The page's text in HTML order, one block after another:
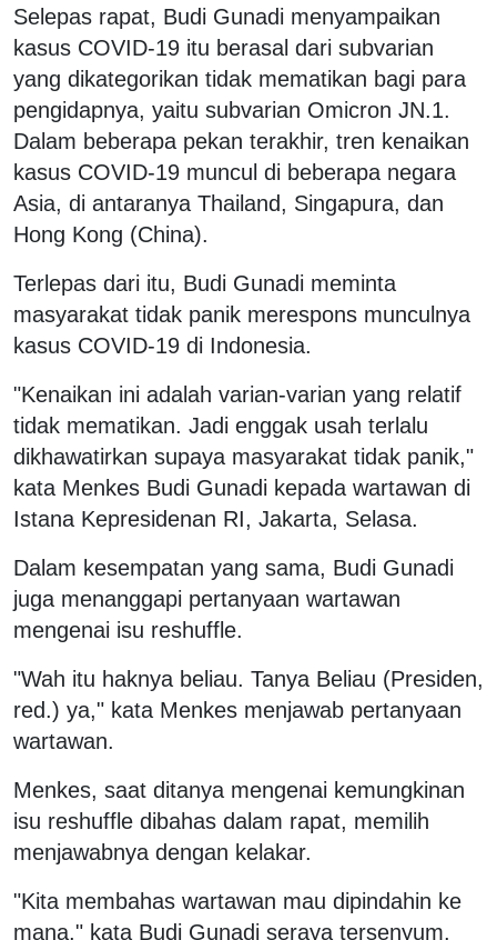
Selepas rapat, Budi Gunadi menyampaikan
kasus COVID-19 itu berasal dari subvarian
yang dikategorikan tidak mematikan bagi para
pengidapnya, yaitu subvarian Omicron JN.1.
Dalam beberapa pekan terakhir, tren kenaikan
kasus COVID-19 muncul di beberapa negara
Asia, di antaranya Thailand, Singapura, dan
Hong Kong (China).
Terlepas dari itu, Budi Gunadi meminta
masyarakat tidak panik merespons munculnya
kasus COVID-19 di Indonesia.
"Kenaikan ini adalah varian-varian yang relatif
tidak mematikan. Jadi enggak usah terlalu
dikhawatirkan supaya masyarakat tidak panik,"
kata Menkes Budi Gunadi kepada wartawan di
Istana Kepresidenan RI, Jakarta, Selasa.
Dalam kesempatan yang sama, Budi Gunadi
juga menanggapi pertanyaan wartawan
mengenai isu reshuffle.
"Wah itu haknya beliau. Tanya Beliau (Presiden,
red.) ya," kata Menkes menjawab pertanyaan
wartawan.
Menkes, saat ditanya mengenai kemungkinan
isu reshuffle dibahas dalam rapat, memilih
menjawabnya dengan kelakar.
"Kita membahas wartawan mau dipindahin ke
mana," kata Budi Gunadi seraya tersenyum.